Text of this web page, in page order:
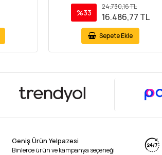
%33
24.730,16 TL
16.486,77 TL
Sepete Ekle
Geniş Ürün Yelpazesi
Binlerce ürün ve kampanya seçeneği